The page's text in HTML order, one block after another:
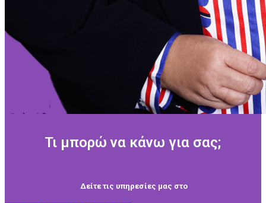
Τι μπορώ να κάνω για σας;
Δείτε τις υπηρεσίες μας στο